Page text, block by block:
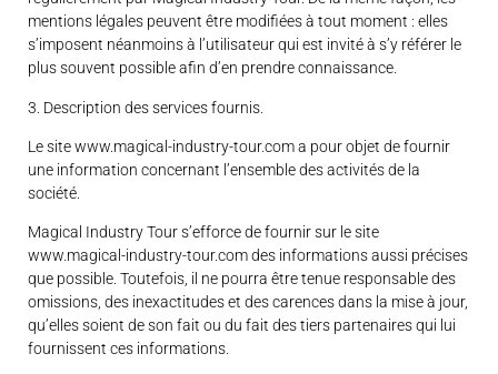
mentions légales peuvent être modifiées à tout moment : elles
s’imposent néanmoins à l’utilisateur qui est invité à s’y référer le
plus souvent possible afin d’en prendre connaissance.
3. Description des services fournis.
Le site www.magical-industry-tour.com a pour objet de fournir
une information concernant l’ensemble des activités de la
société.
Magical Industry Tour s’efforce de fournir sur le site
www.magical-industry-tour.com des informations aussi précises
que possible. Toutefois, il ne pourra être tenue responsable des
omissions, des inexactitudes et des carences dans la mise à jour,
qu’elles soient de son fait ou du fait des tiers partenaires qui lui
fournissent ces informations.